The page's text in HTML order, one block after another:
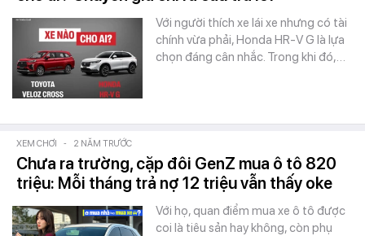
Với người thích xe lái xe nhưng có tài
chính vừa phải, Honda HR-V G là lựa
chọn đáng cân nhắc. Trong khi đó,…
XEM CHƠI - 2 NĂM TRƯỚC
Chưa ra trường, cặp đôi GenZ mua ô tô 820
triệu: Mỗi tháng trả nợ 12 triệu vẫn thấy oke
Với họ, quan điểm mua xe ô tô được
coi là tiêu sản hay không, còn phụ